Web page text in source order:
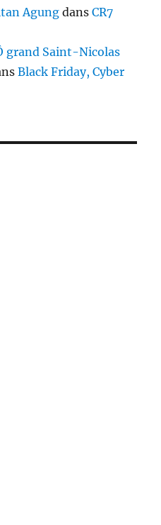
Agung dansCR7
grand Saint-Nicolas
Black Friday, Cyber